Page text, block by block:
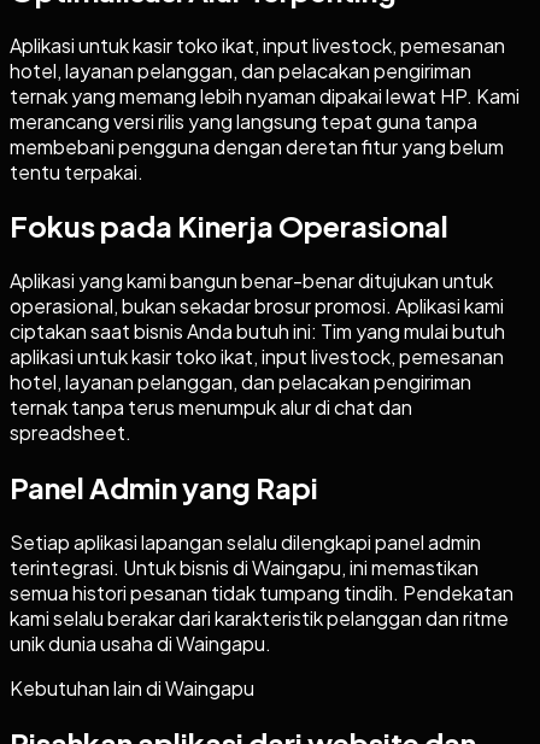
Aplikasi untuk kasir toko ikat, input livestock, pemesanan
hotel, layanan pelanggan, dan pelacakan pengiriman
ternak yang memang lebih nyaman dipakai lewat HP. Kami
merancang versi rilis yang langsung tepat guna tanpa
membebani pengguna dengan deretan fitur yang belum
tentu terpakai.
Fokus pada Kinerja Operasional
Aplikasi yang kami bangun benar-benar ditujukan untuk
operasional, bukan sekadar brosur promosi. Aplikasi kami
ciptakan saat bisnis Anda butuh ini: Tim yang mulai butuh
aplikasi untuk kasir toko ikat, input livestock, pemesanan
hotel, layanan pelanggan, dan pelacakan pengiriman
ternak tanpa terus menumpuk alur di chat dan
spreadsheet.
Panel Admin yang Rapi
Setiap aplikasi lapangan selalu dilengkapi panel admin
terintegrasi. Untuk bisnis di Waingapu, ini memastikan
semua histori pesanan tidak tumpang tindih. Pendekatan
kami selalu berakar dari karakteristik pelanggan dan ritme
unik dunia usaha di Waingapu.
Kebutuhan lain diWaingapu